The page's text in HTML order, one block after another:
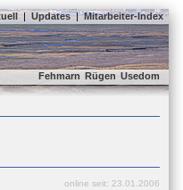
| Updates | Mitarbeiter-Index
Fehmarn Rügen Usedom
online seit: 23.01.2006